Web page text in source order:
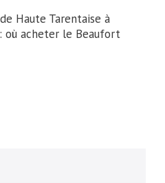
Haute Tarentaise à
où acheter le Beaufort